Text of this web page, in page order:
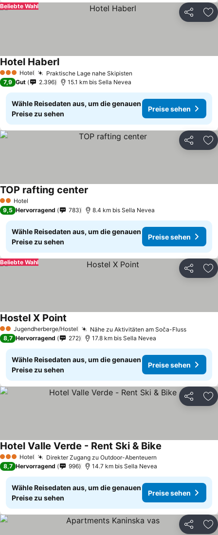
Teilen
Beliebte Wahl
3 SterneHotel Praktische Lage nahe Skipisten
Hotel Haberl
7,9 Gut 2.396 15.1 km bis Sella Nevea
Wähle Reisedaten aus, um die genauen
Preise zu sehen
Preise sehen
Teilen
2 Sterne
Hotel
TOP rafting center
9,5 Hervorragend 783 8.4 km bis Sella Nevea
Wähle Reisedaten aus, um die genauen
Preise zu sehen
Preise sehen
Teilen
Beliebte Wahl
2 SterneJugendherberge/Hostel Nähe zu Aktivitäten am Soča-Fluss
Hostel X Point
8,7 Hervorragend 272 17.8 km bis Sella Nevea
Wähle Reisedaten aus, um die genauen
Preise zu sehen
Preise sehen
Teilen
3 SterneHotel Direkter Zugang zu Outdoor-Abenteuern
Hotel Valle Verde - Rent Ski & Bike
8,7 Hervorragend 996 14.7 km bis Sella Nevea
Wähle Reisedaten aus, um die genauen
Preise zu sehen
Preise sehen
Teilen